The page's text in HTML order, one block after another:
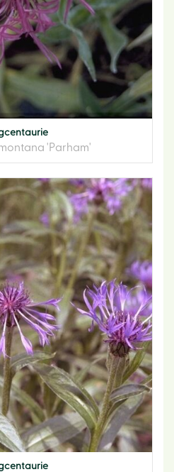
'Parham'